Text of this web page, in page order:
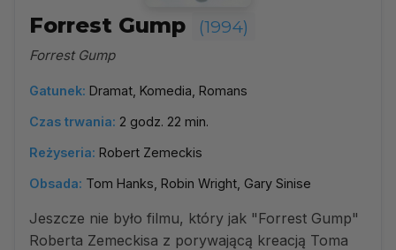
Forrest Gump (1994)
Forrest Gump
Gatunek: Dramat, Komedia, Romans
Czas trwania: 2 godz. 22 min.
Reżyseria: Robert Zemeckis
Obsada: Tom Hanks, Robin Wright, Gary Sinise
Jeszcze nie było filmu, który jak "Forrest Gump"
Roberta Zemeckisa z porywającą kreacją Toma